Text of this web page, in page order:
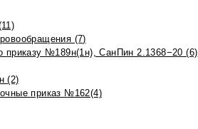
(7)
приказу №189н(1н), СанПин 2.1368−20 (6)
(2)
приказ №162(4)